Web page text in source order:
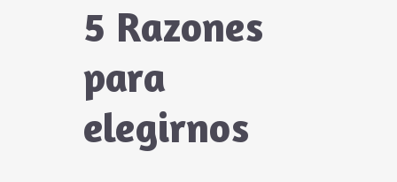
5 Razones
para
elegirnos